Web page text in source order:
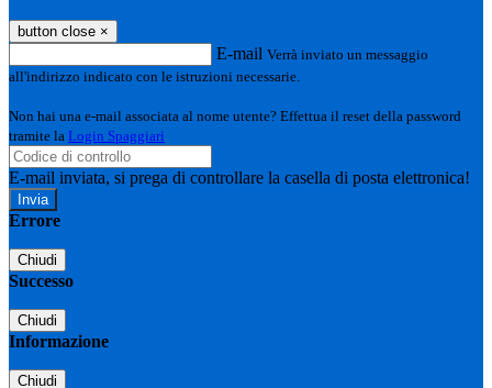
button close ×
E-mail Verrà inviato un messaggio
all'indirizzo indicato con le istruzioni necessarie.
Non hai una e-mail associata al nome utente? Effettua il reset della password
tramite la Login Spaggiari
E-mail inviata, si prega di controllare la casella di posta elettronica!
Errore
Chiudi
Successo
Chiudi
Informazione
Chiudi